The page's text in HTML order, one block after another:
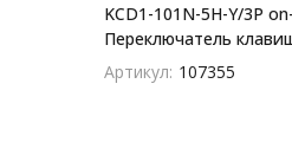
KCD1-101N-5H-Y/3P
Переключатель
(рокерный)
Артикул: 107355